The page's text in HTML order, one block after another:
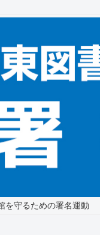
を守るための署名運動